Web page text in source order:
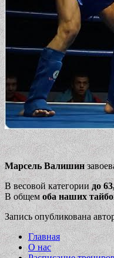
Марсель Валишин
В весовой категориидо
В общемоба наших
Запись опубликована
Главная
О нас